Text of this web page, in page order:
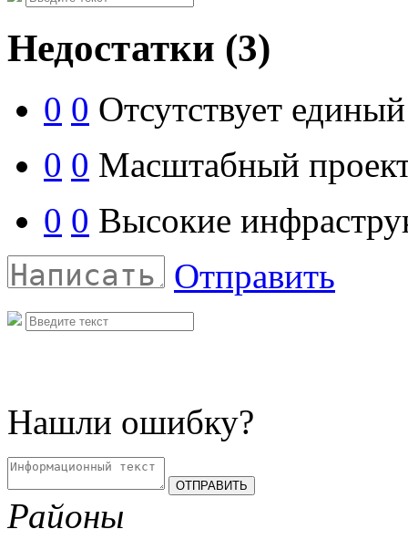
Недостатки (3)
0 0 Отсутствует
0 0 Масштабный
0 0 Высокие
Отправить
Нашли ошибку?
Районы